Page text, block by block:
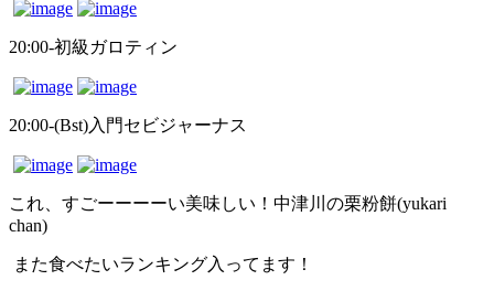
20:00-初級ガロティン
20:00-(Bst)入門セビジャーナス
これ、すごーーーーい美味しい！中津川の栗粉餅(yukari
chan)
また食べたいランキング入ってます！